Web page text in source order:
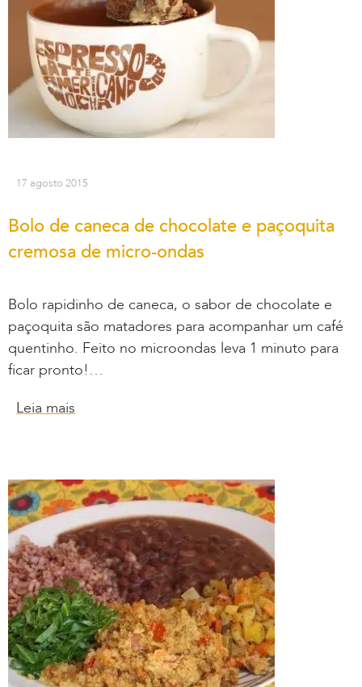
17 agosto 2015
Bolo de caneca de chocolate e paçoquita
cremosa de micro-ondas
Bolo rapidinho de caneca, o sabor de chocolate e
paçoquita são matadores para acompanhar um café
quentinho. Feito no microondas leva 1 minuto para
ficar pronto!…
Leia mais